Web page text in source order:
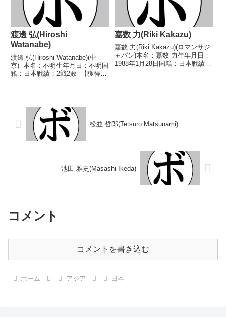
渡邊 弘(Hiroshi
Watanabe)
渡邊 弘(Hiroshi Watanabe)(中
京) 本名：不明生年月日：不明国
籍：日本戦績：2戦2敗 【獲得タ
田)1949/02/06 ●...
嘉数 力(Riki Kakazu)
嘉数 力(Riki Kakazu)(ロマンサジ
ャパン)本名：嘉数 力生年月日：
1988年1月28日国籍：日本戦績：
松並 哲郎(Tetsuro Matsunami)
池田 雅史(Masashi Ikeda)
コメント
コメントを書き込む
ホーム アジア 日本